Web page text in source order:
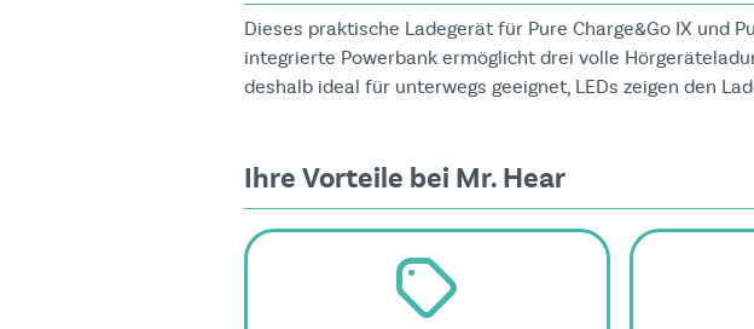
Dieses praktische Ladegerät für Pure Charge&Go IX und
integrierte Powerbank ermöglicht drei volle
deshalb ideal für unterwegs geeignet, LEDs zeigen den
Ihre Vorteile bei Mr. Hear